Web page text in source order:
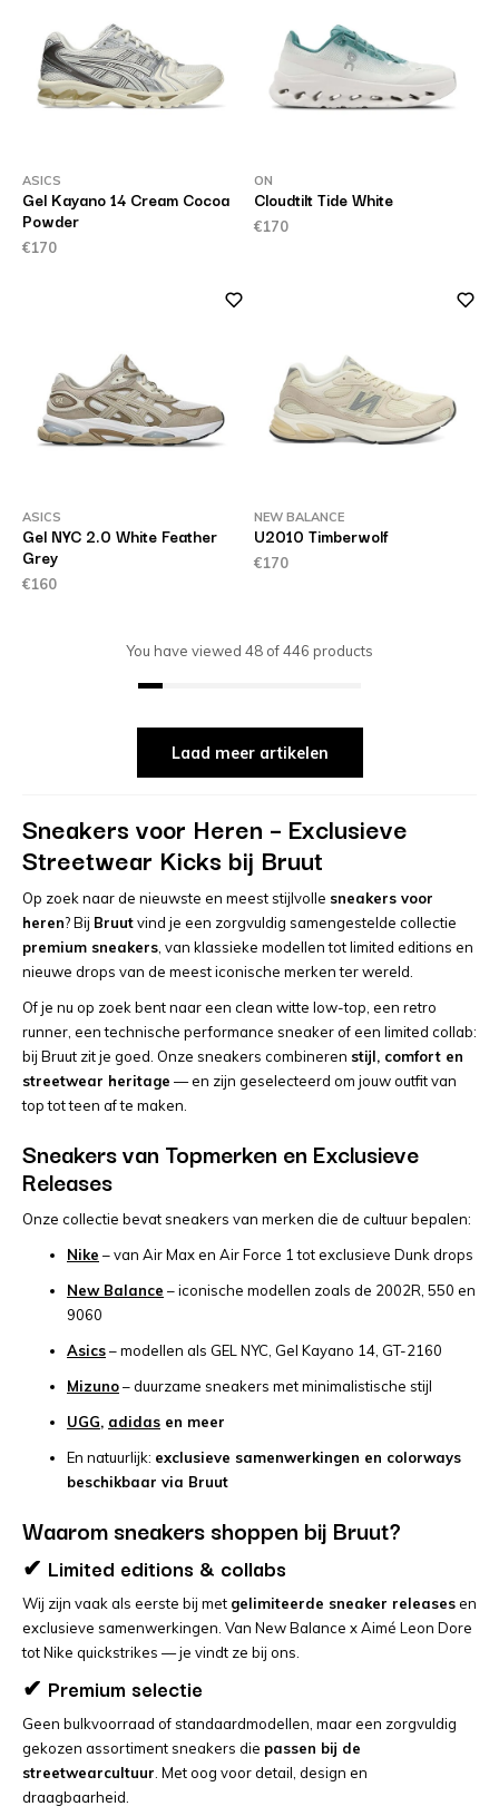
ASICS
Gel Kayano 14 Cream Cocoa
Powder
€170
ON
Cloudtilt Tide White
€170
ASICS
Gel NYC 2.0 White Feather
Grey
€160
NEW BALANCE
U2010 Timberwolf
€170
You have viewed 48 of446 products
Laad meer artikelen
Sneakers voor Heren – Exclusieve
Streetwear Kicks bij Bruut
Op zoek naar de nieuwste en meest stijlvolle sneakers voor
heren? Bij Bruutvind je een zorgvuldig samengestelde collectie
premium sneakers , van klassieke modellen tot limited editions en
nieuwe drops van de meest iconische merken ter wereld.
Of je nu op zoek bent naar een clean witte low-top, een retro
runner, een technische performance sneaker of een limited collab:
bij Bruut zit je goed. Onze sneakers combineren stijl, comfort en
streetwear heritage — en zijn geselecteerd om jouw outfit van
top tot teen af te maken.
Sneakers van Topmerken en Exclusieve
Releases
Onze collectie bevat sneakers van merken die de cultuur bepalen:
Nike – van Air Max en Air Force 1 tot exclusieve Dunk drops
New Balance – iconische modellen zoals de 2002R, 550 en
9060
Asics– modellen als GEL NYC, Gel Kayano 14, GT-2160
Mizuno– duurzame sneakers met minimalistische stijl
UGG, adidas en meer
En natuurlijk: exclusieve samenwerkingen en colorways
beschikbaar via Bruut
Waarom sneakers shoppen bij Bruut?
✔ Limited editions & collabs
Wij zijn vaak als eerste bij met gelimiteerde sneaker releasesen
exclusieve samenwerkingen. Van New Balance x Aimé Leon Dore
tot Nike quickstrikes — je vindt ze bij ons.
✔ Premium selectie
Geen bulkvoorraad of standaardmodellen, maar een zorgvuldig
gekozen assortiment sneakers die passen bij de
streetwearcultuur . Met oog voor detail, design en
draagbaarheid.